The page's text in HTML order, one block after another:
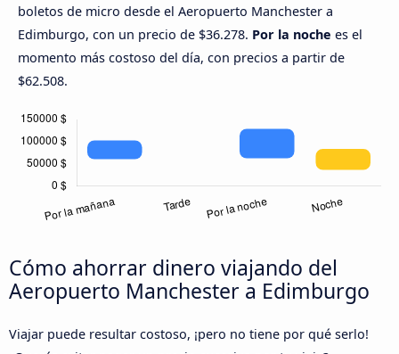
boletos de micro desde el Aeropuerto Manchester a
Edimburgo, con un precio de $36.278. Por la noche es el
momento más costoso del día, con precios a partir de
$62.508.
Cómo ahorrar dinero viajando del
Aeropuerto Manchester a Edimburgo
Viajar puede resultar costoso, ¡pero no tiene por qué serlo!